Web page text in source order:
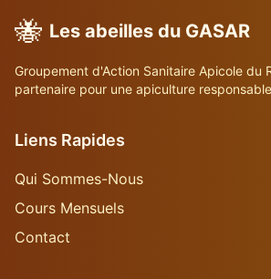
🐝 Les abeilles du GASAR
Groupement d'Action Sanitaire Apicole du
partenaire pour une apiculture
Liens Rapides
Qui Sommes-Nous
Cours Mensuels
Contact